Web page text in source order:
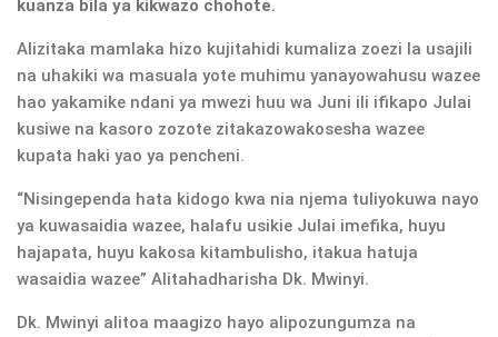
kuanza bila ya kikwazo chohote.
Alizitaka mamlaka hizo kujitahidi kumaliza zoezi la usajili
na uhakiki wa masuala yote muhimu yanayowahusu wazee
hao yakamike ndani ya mwezi huu wa Juni ili ifikapo Julai
kusiwe na kasoro zozote zitakazowakosesha wazee
kupata haki yao ya pencheni.
“Nisingependa hata kidogo kwa nia njema tuliyokuwa nayo
ya kuwasaidia wazee, halafu usikie Julai imefika, huyu
hajapata, huyu kakosa kitambulisho, itakua hatuja
wasaidia wazee” Alitahadharisha Dk. Mwinyi.
Dk. Mwinyi alitoa maagizo hayo alipozungumza na